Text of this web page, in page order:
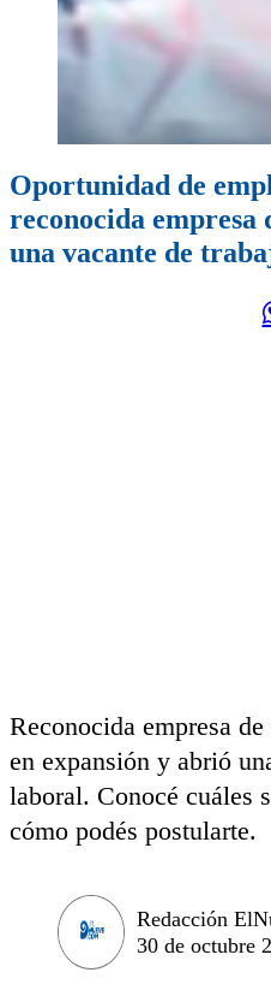
Oportunidad de
reconocida empresa
una vacante de
Reconocida empresa
en expansión y abrió
laboral. Conocé cuáles
cómo podés postularte.
Redacción
30 de octubre